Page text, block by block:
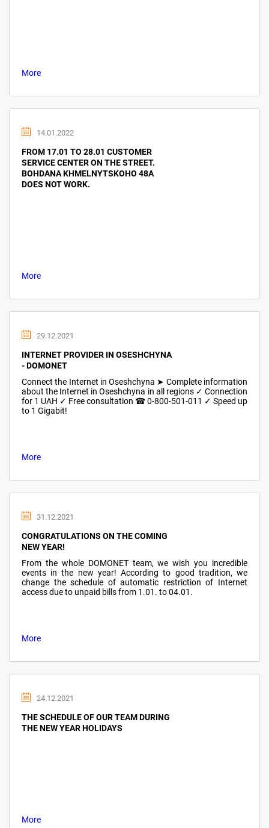
More
14.01.2022
FROM 17.01 TO 28.01 CUSTOMER
SERVICE CENTER ON THE STREET.
BOHDANA KHMELNYTSKOHO 48A
DOES NOT WORK.
More
29.12.2021
INTERNET PROVIDER IN OSESHCHYNA
- DOMONET
Connect the Internet in Oseshchyna ➤ Complete information
about the Internet in Oseshchyna in all regions ✓ Connection
for 1 UAH ✓ Free consultation ☎ 0-800-501-011 ✓ Speed up
to 1 Gigabit!
More
31.12.2021
CONGRATULATIONS ON THE COMING
NEW YEAR!
From the whole DOMONET team, we wish you incredible
events in the new year! According to good tradition, we
change the schedule of automatic restriction of Internet
access due to unpaid bills from 1.01. to 04.01.
More
24.12.2021
THE SCHEDULE OF OUR TEAM DURING
THE NEW YEAR HOLIDAYS
More